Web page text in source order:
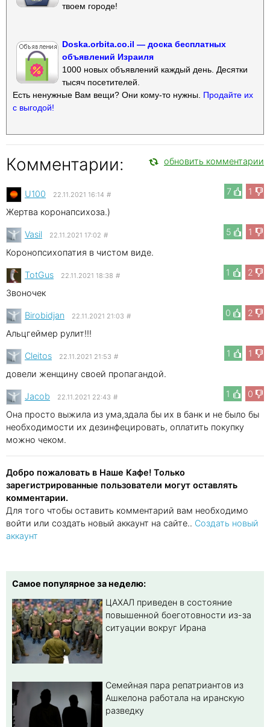
твоем городе!
Doska.orbita.co.il — доска бесплатных
объявлений Израиля
1000 новых объявлений каждый день. Десятки
тысяч посетителей.
Есть ненужные Вам вещи? Они кому-то нужны. Продайте их
с выгодой!
Комментарии: обновить комментарии
7 1
U100 22.11.2021 16:14 #
Жертва коронапсихоза.)
5
1
Vasil 22.11.2021 17:02 #
Коронопсихопатия в чистом виде.
1
2
TotGus 22.11.2021 18:38 #
Звоночек
0
2
Birobidjan 22.11.2021 21:03 #
Альцгеймер рулит!!!
1
1
Cleitos 22.11.2021 21:53 #
довели женщину своей пропагандой.
1
0
Jacob 22.11.2021 22:43 #
Она просто выжила из ума,здала бы их в банк и не было бы
необходимости их дезинфецировать, оплатить покупку
можно чеком.
Добро пожаловать в Наше Кафе! Только
зарегистрированные пользователи могут оставлять
комментарии.
Для того чтобы оставить комментарий вам необходимо
войти или создать новый аккаунт на сайте.. Создать новый
аккаунт
Самое популярное за неделю:
ЦАХАЛ приведен в состояние
повышенной боеготовности из-за
ситуации вокруг Ирана
Семейная пара репатриантов из
Ашкелона работала на иранскую
разведку